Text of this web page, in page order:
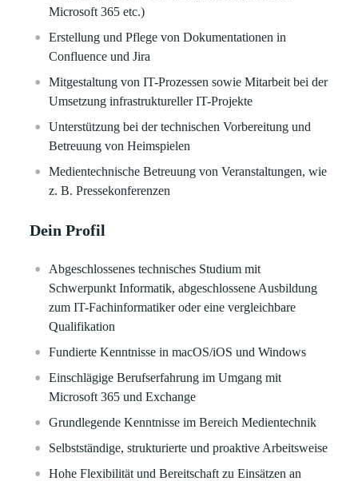
Microsoft 365 etc.)
Erstellung und Pflege von Dokumentationen in
Confluence und Jira
Mitgestaltung von IT-Prozessen sowie Mitarbeit bei der
Umsetzung infrastruktureller IT-Projekte
Unterstützung bei der technischen Vorbereitung und
Betreuung von Heimspielen
Medientechnische Betreuung von Veranstaltungen, wie
z. B. Pressekonferenzen
Dein Profil
Abgeschlossenes technisches Studium mit
Schwerpunkt Informatik, abgeschlossene Ausbildung
zum IT-Fachinformatiker oder eine vergleichbare
Qualifikation
Fundierte Kenntnisse in macOS/iOS und Windows
Einschlägige Berufserfahrung im Umgang mit
Microsoft 365 und Exchange
Grundlegende Kenntnisse im Bereich Medientechnik
Selbstständige, strukturierte und proaktive Arbeitsweise
Hohe Flexibilität und Bereitschaft zu Einsätzen an